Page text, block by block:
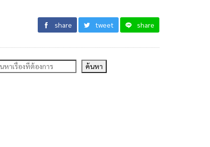
share tweet share
หา ค้นหา